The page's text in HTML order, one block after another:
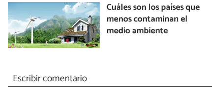
Cuáles son los países que
menos contaminan el
medio ambiente
Escribir comentario